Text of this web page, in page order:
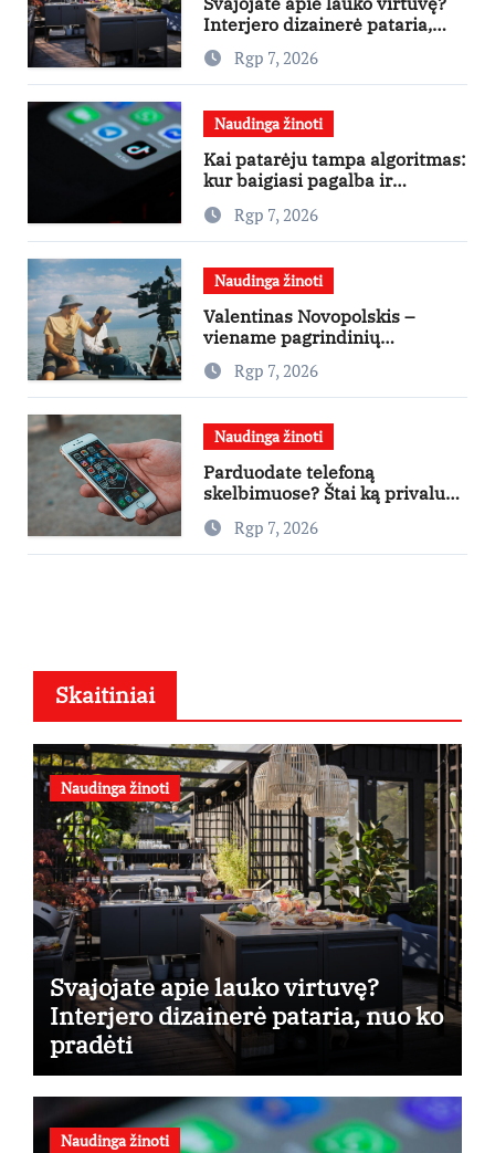
Interjero dizainerė pataria,
nuo ko pradėti
Rgp 7, 2026
Naudinga žinoti
Kai patarėju tampa algoritmas:
kur baigiasi pagalba ir
prasideda reklama?
Rgp 7, 2026
Naudinga žinoti
Valentinas Novopolskis –
viename pagrindinių
vaidmenų penkių šalių filme
„Nugalėtoja“: Lietuvos kino
teatruose – nuo rugpjūčio 7-
osios
Rgp 7, 2026
Naudinga žinoti
Parduodate telefoną
skelbimuose? Štai ką privalu
padaryti
Rgp 7, 2026
Skaitiniai
Naudinga žinoti
Svajojate apie lauko virtuvę?
Interjero dizainerė pataria, nuo ko
pradėti
Naudinga žinoti